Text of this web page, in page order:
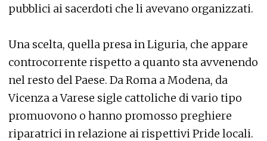
pubblici ai sacerdoti che li avevano organizzati.
Una scelta, quella presa in Liguria, che appare
controcorrente rispetto a quanto sta avvenendo
nel resto del Paese. Da Roma a Modena, da
Vicenza a Varese sigle cattoliche di vario tipo
promuovono o hanno promosso preghiere
riparatrici in relazione ai rispettivi Pride locali.